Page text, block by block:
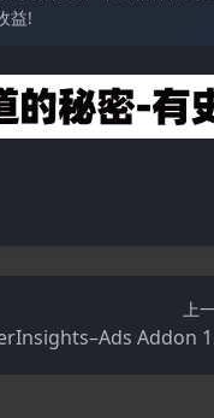
益!
上
Addon
0(MonsterInsights拓